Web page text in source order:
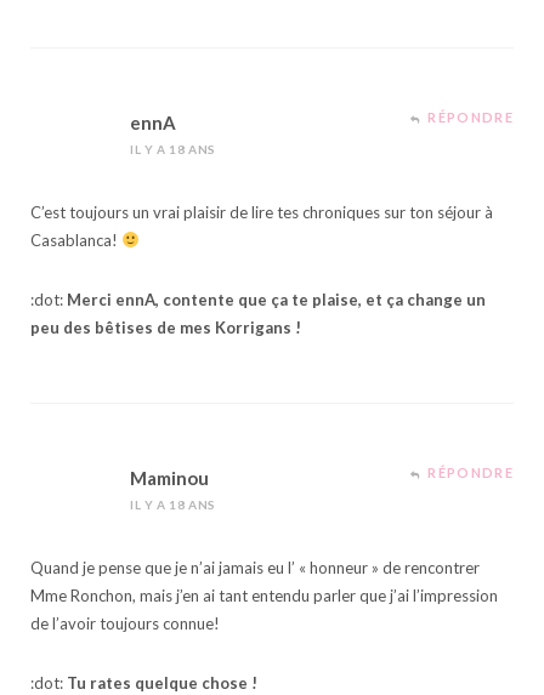
ennA
IL Y A 18 ANS
RÉPONDRE
C’est toujours un vrai plaisir de lire tes chroniques sur ton séjour à
Casablanca!
:dot: Merci ennA, contente que ça te plaise, et ça change un
peu des bêtises de mes Korrigans !
Maminou
IL Y A 18 ANS
RÉPONDRE
Quand je pense que je n’ai jamais eu l’ « honneur » de rencontrer
Mme Ronchon, mais j’en ai tant entendu parler que j’ai l’impression
de l’avoir toujours connue!
:dot: Tu rates quelque chose !